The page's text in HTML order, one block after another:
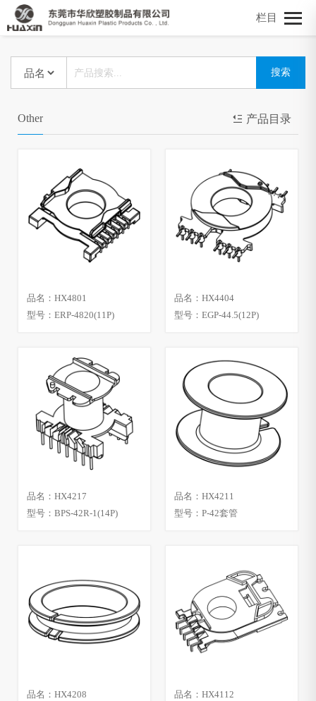
栏目
Other 产品目录
品名：HX4801
型号：ERP-4820(11P)
品名：HX4404
型号：EGP-44.5(12P)
品名：HX4217
型号：BPS-42R-1(14P)
品名：HX4211
型号：P-42套管
品名：HX4208
品名：HX4112